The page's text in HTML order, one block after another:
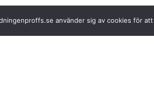
använder sig av cookies för